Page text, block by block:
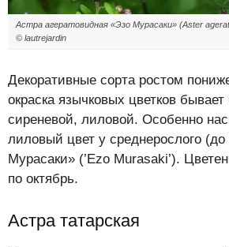
Астра агератовидная «Эзо Мурасаки» (Aster
© lautrejardin
Декоративные сорта ростом
окраска язычковых цветков
сиреневой, лиловой. Особенно
лиловый цвет у среднерослого
Мурасаки» (’Ezo Murasaki’).
по октябрь.
Астра татарская